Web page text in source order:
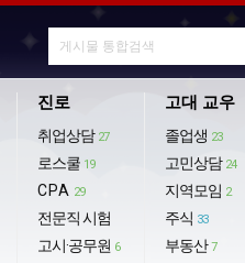
진로
취업상담 27
로스쿨 19
CPA 29
전문직 시험
고시·공무원 6
고대 교우
졸업생 23
고민상담 24
지역모임 2
주식 33
부동산 7